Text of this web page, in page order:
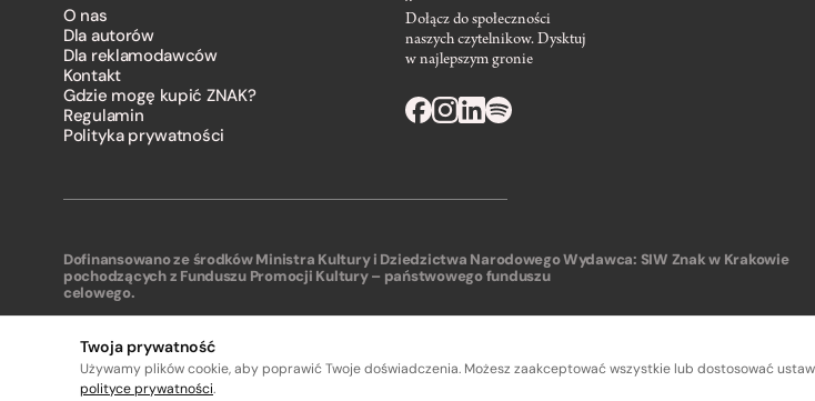
O nas
Dla autorów
Dla reklamodawców
Kontakt
Gdzie mogę kupić ZNAK?
Regulamin
Polityka prywatności
Dołącz do społeczności
naszych czytelnikow. Dysktuj
w najlepszym gronie
Dofinansowano ze środków Ministra Kultury i Dziedzictwa Narodowego
pochodzących z Funduszu Promocji Kultury – państwowego funduszu
celowego.
Wydawca: SIW Znak w Krakowie
Twoja prywatność
Używamy plików cookie, aby poprawić Twoje doświadczenia. Możesz zaakceptować wszystkie lub dostosować
polityce prywatności.